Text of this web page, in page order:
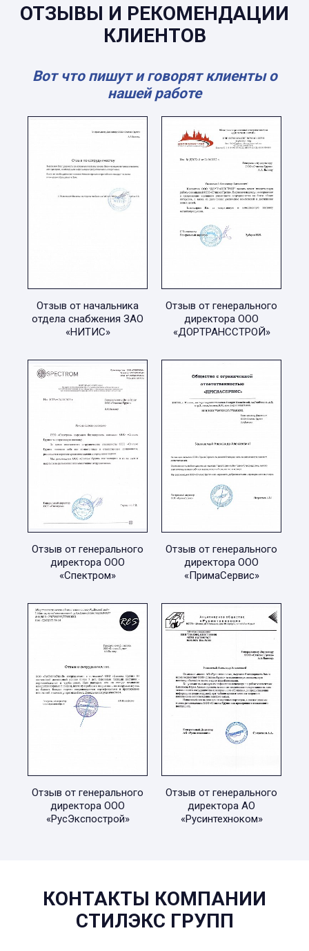
ОТЗЫВЫ И РЕКОМЕНДАЦИИ
КЛИЕНТОВ
Вот что пишут и говорят клиенты о
нашей работе
Отзыв от начальника
отдела снабжения ЗАО
«НИТИС»
Отзыв от генерального
директора ООО
«ДОРТРАНССТРОЙ»
Отзыв от генерального
директора ООО
«Спектром»
Отзыв от генерального
директора ООО
«ПримаСервис»
Отзыв от генерального
директора ООО
«РусЭкспострой»
Отзыв от генерального
директора АО
«Русинтехноком»
КОНТАКТЫ КОМПАНИИ
СТИЛЭКС ГРУПП